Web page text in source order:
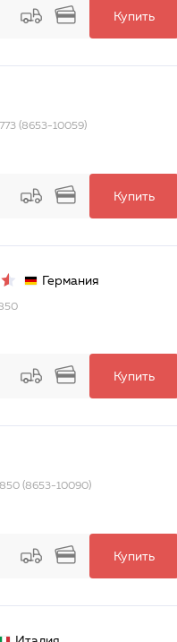
Купить
(8653-10059)
Купить
Германия
Купить
(8653-10090)
Купить